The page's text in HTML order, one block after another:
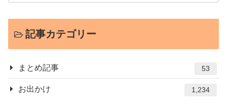
記事カテゴリー
まとめ記事 53
お出かけ 1,234